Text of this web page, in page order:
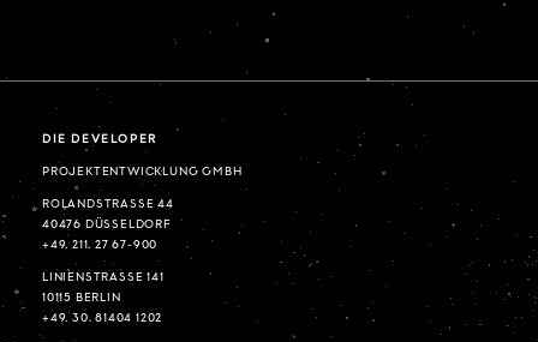
DIE DEVELOPER
PROJEKTENTWICKLUNG GMBH
ROLANDSTRASSE 44
40476 DÜSSELDORF
+49. 211. 27 67-900
LINIENSTRASSE 141
10115 BERLIN
+49. 30. 81404 1202